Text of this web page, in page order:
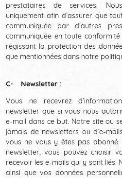
prestataires de services.
uniquement afin d’assurer que
communiquée par d’autres
communiquée en toute
régissant la protection des
que mentionnées dans notre
C- Newsletter :
Vous ne recevrez
newsletter que si vous nous
e-mail dans ce but. Notre site ou
jamais de newsletters ou d’e-
vous ne vous y êtes pas
newsletter, vous pouvez choisir
recevoir les e-mails qui y sont liés.
ainsi que vos données